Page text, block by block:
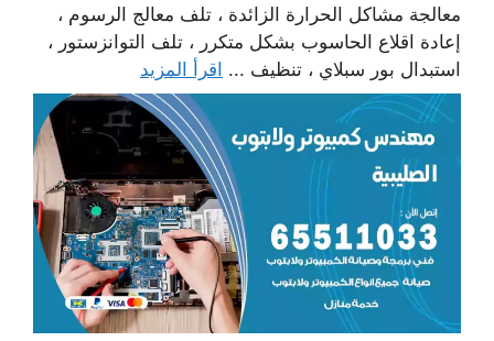
معالجة مشاكل الحرارة الزائدة ، تلف معالج الرسوم ،
إعادة اقلاع الحاسوب بشكل متكرر ، تلف التوانزستور ،
استبدال بور سبلاي ، تنظيف ... اقرأ المزيد